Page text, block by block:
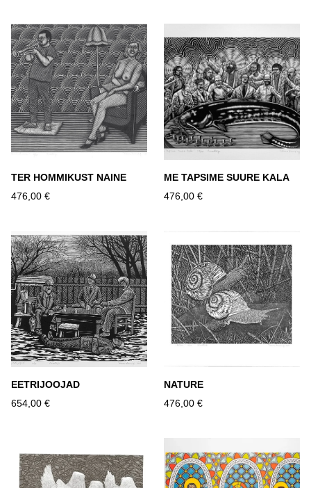
TER HOMMIKUST NAINE
476,00 €
ME TAPSIME SUURE KALA
476,00 €
EETRIJOOJAD
654,00 €
NATURE
476,00 €